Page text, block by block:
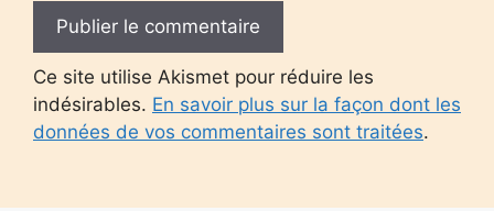
Ce site utilise Akismet pour réduire les
indésirables. En savoir plus sur la façon dont les
données de vos commentaires sont traitées.